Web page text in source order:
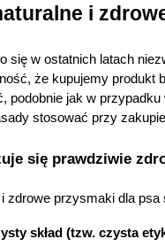
i
się w ostatnich latach
że kupujemy produkt
podobnie jak w
stosować przy
się prawdziwie
zdrowe przysmaki dla
skład (tzw. czysta